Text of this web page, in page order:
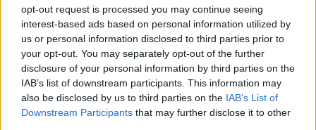
opt-out request is processed you may continue seeing
interest-based ads based on personal information utilized by
us or personal information disclosed to third parties prior to
your opt-out. You may separately opt-out of the further
disclosure of your personal information by third parties on the
IAB’s list of downstream participants. This information may
also be disclosed by us to third parties on the IAB’s List of
Downstream Participants that may further disclose it to other
trubadúrjával és meggyőződéses
katonaszökevénnyel - és még sok más,
hasonlóan bonyolult személyiséggel. S
persze a film megismertet a balsorssal is,
amely Mafrouzában az élet alapanyaga:
elöntött lakások, késelések, perlekedő párok,
bizalmatlanság, még a mindezt megörökítő